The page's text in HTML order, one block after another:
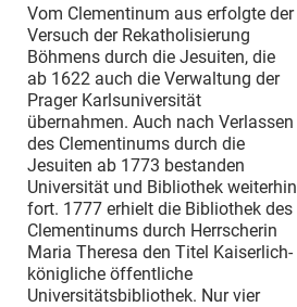
Vom Clementinum aus erfolgte der
Versuch der Rekatholisierung
Böhmens durch die Jesuiten, die
ab 1622 auch die Verwaltung der
Prager Karlsuniversität
übernahmen. Auch nach Verlassen
des Clementinums durch die
Jesuiten ab 1773 bestanden
Universität und Bibliothek weiterhin
fort. 1777 erhielt die Bibliothek des
Clementinums durch Herrscherin
Maria Theresa den Titel Kaiserlich-
königliche öffentliche
Universitätsbibliothek. Nur vier